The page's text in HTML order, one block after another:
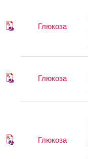
Глюкоза
Глюкоза
Глюкоза